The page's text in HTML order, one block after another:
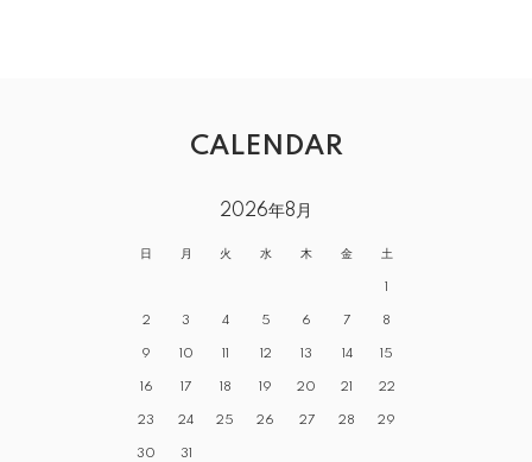
CALENDAR
2026年8月
日 月 火 水 木 金 土
1
2 3 4 5 6 7 8
9 10 11 12 13 14 15
16 17 18 19 20 21 22
23 24 25 26 27 28 29
30 31